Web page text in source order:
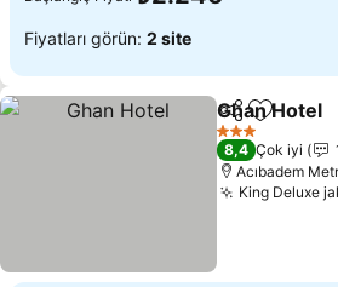
Fiyatları görün: 2 site
Paylaş
Ghan Hotel
3 Yıldız
8,4 Çok iyi
Acıbadem
King Deluxe